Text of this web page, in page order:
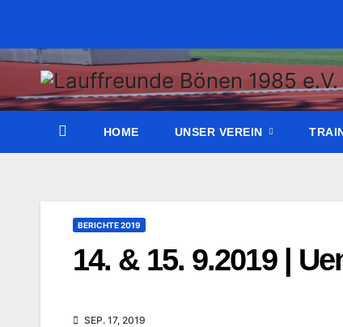
wechseln
HOME UNSER VEREIN
BERICHTE 2019
14. & 15. 9.2019 |
SEP. 17, 2019